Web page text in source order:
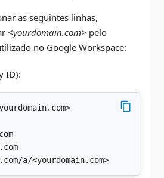
as seguintes linhas,
<yourdomain.com> pelo
no Google Workspace:
ID):
a/<yourdomain.com>